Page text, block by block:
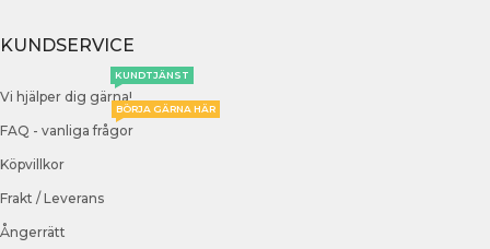
KUNDSERVICE
Vi hjälper dig gärna!
KUNDTJÄNST
FAQ - vanliga frågor
BÖRJA GÄRNA HÄR
Köpvillkor
Frakt / Leverans
Ångerrätt